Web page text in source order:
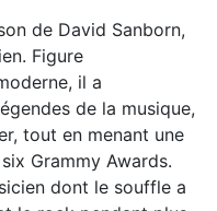
de David Sanborn,
Figure
il a
de la musique,
tout en menant une
Grammy Awards.
dont le souffle a